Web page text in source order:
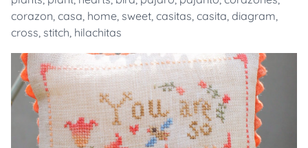
corazon, casa, home, sweet, casitas, casita, diagram,
cross, stitch, hilachitas